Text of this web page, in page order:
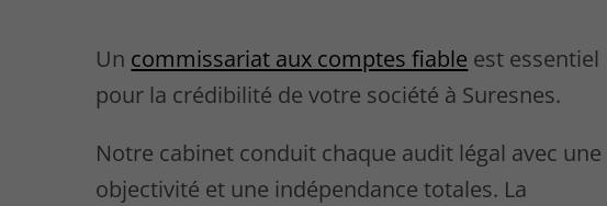
Un commissariat aux comptes fiable est essentiel
pour la crédibilité de votre société à Suresnes.
Notre cabinet conduit chaque audit légal avec une
objectivité et une indépendance totales. La